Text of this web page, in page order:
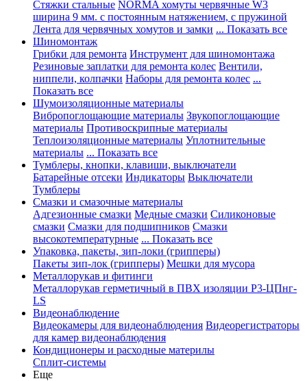
Стяжки стальные NORMA хомуты червячные W3
ширина 9 мм. с постоянным натяжением, с пружиной
Лента для червячных хомутов и замки ... Показать все
Шиномонтаж
Грибки для ремонта Инструмент для шиномонтажа
Резиновые заплатки для ремонта колес Вентили,
ниппели, колпачки Наборы для ремонта колес ...
Показать все
Шумоизоляционные материалы
Вибропоглощающие материалы Звукопоглощающие
материалы Противоскрипные материалы
Теплоизоляционные материалы Уплотнительные
материалы ... Показать все
Тумблеры, кнопки, клавиши, выключатели
Батарейные отсеки Индикаторы Выключатели
Тумблеры
Смазки и смазочные материалы
Адгезионные смазки Медные смазки Силиконовые
смазки Смазки для подшипников Смазки
высокотемпературные ... Показать все
Упаковка, пакеты, зип-локи (грипперы)
Пакеты зип-лок (грипперы) Мешки для мусора
Металлорукав и фитинги
Металлорукав герметичный в ПВХ изоляции Р3-ЦПнг-
LS
Видеонаблюдение
Видеокамеры для видеонаблюдения Видеорегистраторы
для камер видеонаблюдения
Кондиционеры и расходные материлы
Сплит-системы
Еще